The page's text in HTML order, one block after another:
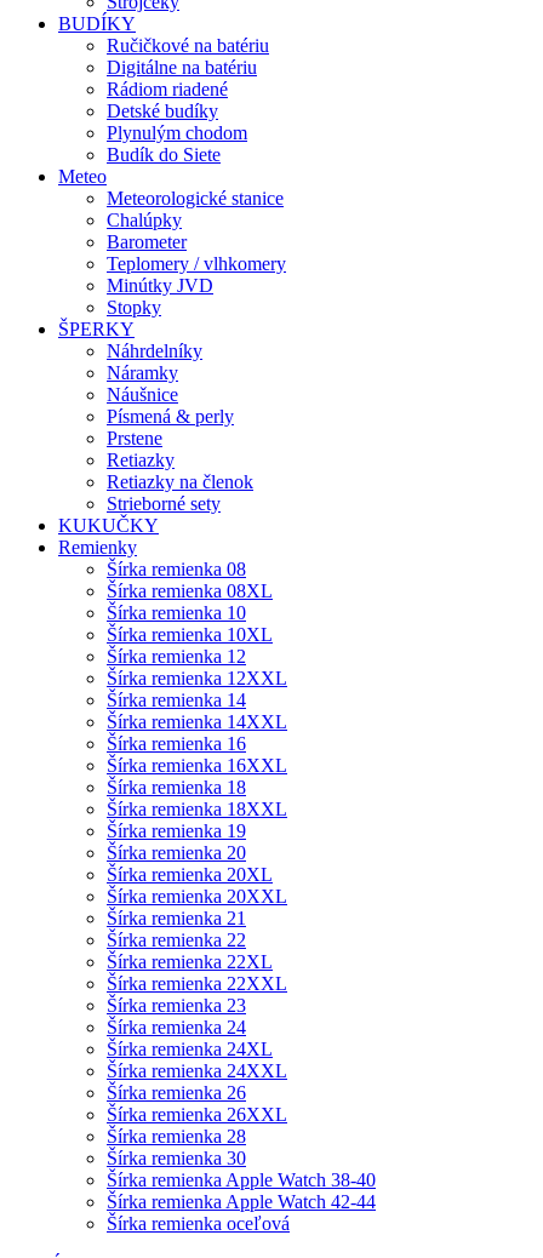
BUDÍKY
Ručičkové na batériu
Digitálne na batériu
Rádiom riadené
Detské budíky
Plynulým chodom
Budík do Siete
Meteo
Meteorologické stanice
Chalúpky
Barometer
Teplomery / vlhkomery
Minútky JVD
Stopky
ŠPERKY
Náhrdelníky
Náramky
Náušnice
Písmená & perly
Prstene
Retiazky
Retiazky na členok
Strieborné sety
KUKUČKY
Remienky
Šírka remienka 08
Šírka remienka 08XL
Šírka remienka 10
Šírka remienka 10XL
Šírka remienka 12
Šírka remienka 12XXL
Šírka remienka 14
Šírka remienka 14XXL
Šírka remienka 16
Šírka remienka 16XXL
Šírka remienka 18
Šírka remienka 18XXL
Šírka remienka 19
Šírka remienka 20
Šírka remienka 20XL
Šírka remienka 20XXL
Šírka remienka 21
Šírka remienka 22
Šírka remienka 22XL
Šírka remienka 22XXL
Šírka remienka 23
Šírka remienka 24
Šírka remienka 24XL
Šírka remienka 24XXL
Šírka remienka 26
Šírka remienka 26XXL
Šírka remienka 28
Šírka remienka 30
Šírka remienka Apple Watch 38-40
Šírka remienka Apple Watch 42-44
Šírka remienka oceľová